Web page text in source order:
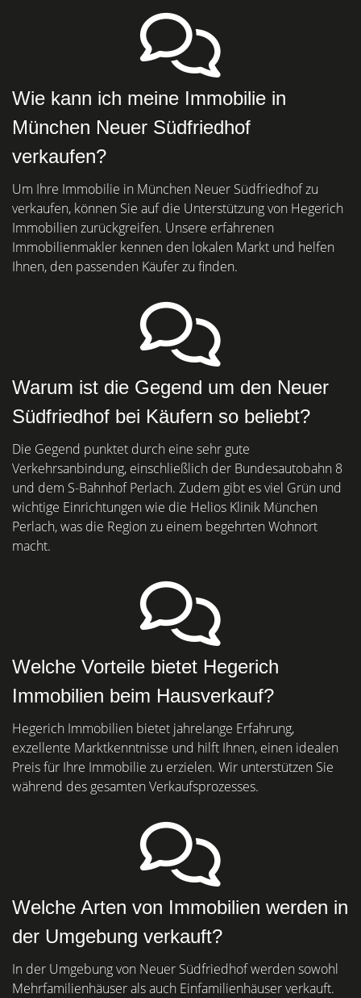
Wie kann ich meine Immobilie in
München Neuer Südfriedhof
verkaufen?
Um Ihre Immobilie in München Neuer Südfriedhof zu
verkaufen, können Sie auf die Unterstützung von Hegerich
Immobilien zurückgreifen. Unsere erfahrenen
Immobilienmakler kennen den lokalen Markt und helfen
Ihnen, den passenden Käufer zu finden.
Warum ist die Gegend um den Neuer
Südfriedhof bei Käufern so beliebt?
Die Gegend punktet durch eine sehr gute
Verkehrsanbindung, einschließlich der Bundesautobahn 8
und dem S-Bahnhof Perlach. Zudem gibt es viel Grün und
wichtige Einrichtungen wie die Helios Klinik München
Perlach, was die Region zu einem begehrten Wohnort
macht.
Welche Vorteile bietet Hegerich
Immobilien beim Hausverkauf?
Hegerich Immobilien bietet jahrelange Erfahrung,
exzellente Marktkenntnisse und hilft Ihnen, einen idealen
Preis für Ihre Immobilie zu erzielen. Wir unterstützen Sie
während des gesamten Verkaufsprozesses.
Welche Arten von Immobilien werden in
der Umgebung verkauft?
In der Umgebung von Neuer Südfriedhof werden sowohl
Mehrfamilienhäuser als auch Einfamilienhäuser verkauft.